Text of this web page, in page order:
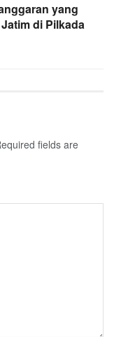
yang
di Pilkada
fields are